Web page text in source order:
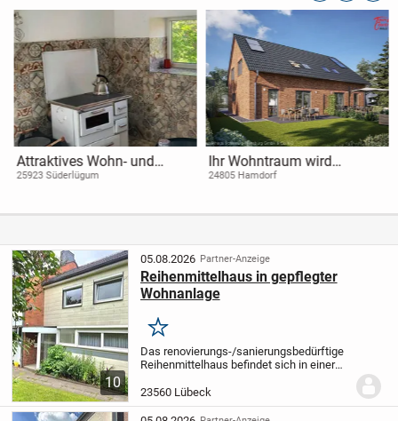
Attraktives Wohn- und
Geschäftshaus mit drei
Gestaltungsmöglichkeiten
Ihre Zukunft!
25923 Süderlügum
Ihr Wohntraum wird
Wirklichkeit -
modernem Flair
24805 Hamdorf
10
05.08.2026 Partner-Anzeige
Reihenmittelhaus in gepflegter
Wohnanlage
Merken
Das renovierungs-/sanierungsbedürftige
Reihenmittelhaus befindet sich in einer
einzelnen Häuser real geteilt sind (Keine
Wohnungseigentümergemeinschaft).
Bei...
23560 Lübeck